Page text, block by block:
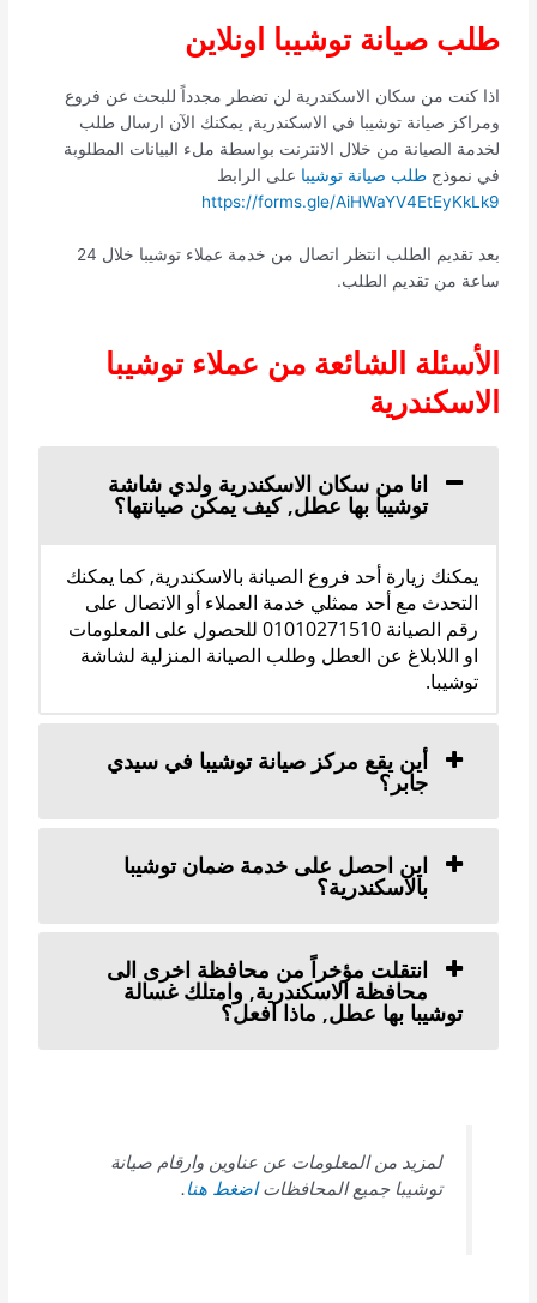
طلب صيانة توشيبا اونلاين
اذا كنت من سكان الاسكندرية لن تضطر مجدداً للبحث عن فروع
ومراكز صيانة توشيبا في الاسكندرية, يمكنك الآن ارسال طلب
لخدمة الصيانة من خلال الانترنت بواسطة ملء البيانات المطلوبة
في نموذجطلب صيانة توشيبا على الرابط
https://forms.gle/AiHWaYV4EtEyKkLk9
بعد تقديم الطلب انتظر اتصال من خدمة عملاء توشيبا خلال 24
ساعة من تقديم الطلب.
الأسئلة الشائعة من عملاء توشيبا
الاسكندرية
انا من سكان الاسكندرية ولدي شاشة
توشيبا بها عطل, كيف يمكن صيانتها؟
يمكنك زيارة أحد فروع الصيانة بالاسكندرية, كما يمكنك
التحدث مع أحد ممثلي خدمة العملاء أو الاتصال على
رقم الصيانة 01010271510 للحصول على المعلومات
او اللابلاغ عن العطل وطلب الصيانة المنزلية لشاشة
توشيبا.
أين يقع مركز صيانة توشيبا في سيدي
جابر؟
اين احصل على خدمة ضمان توشيبا
بالاسكندرية؟
انتقلت مؤخراً من محافظة اخرى الى
محافظة الاسكندرية, وامتلك غسالة
توشيبا بها عطل, ماذا افعل؟
لمزيد من المعلومات عن عناوين وارقام صيانة
توشيبا جميع المحافظاتاضغط هنا.